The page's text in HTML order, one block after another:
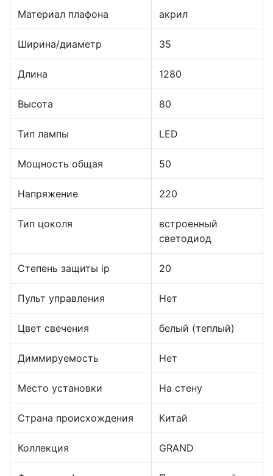
Материал плафона акрил
Ширина/диаметр 35
Длина 1280
Высота 80
Тип лампы LED
Мощность общая 50
Напряжение 220
Тип цоколя
встроенный
светодиод
Степень защиты ip 20
Пульт управления Нет
Цвет свечения белый (теплый)
Диммируемость Нет
Место установки На стену
Страна происхождения Китай
Коллекция GRAND